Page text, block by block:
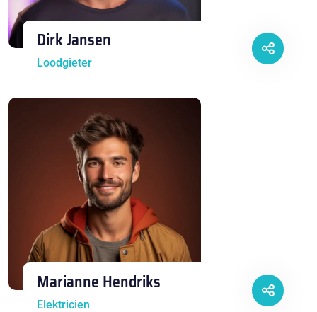
Dirk Jansen
Loodgieter
Marianne Hendriks
Elektricien